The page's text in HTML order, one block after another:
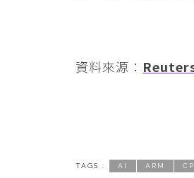
資料來源：
TAGS : AI ARM